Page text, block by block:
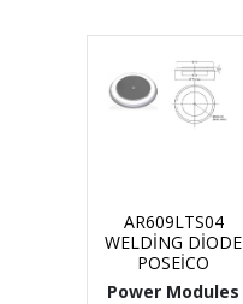
AR609LTS04
WELDİNG DİODE
POSEİCO
Power Modules